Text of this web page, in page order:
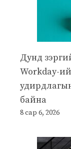
Дунд
Workday-
байна
8 сар 6, 2026